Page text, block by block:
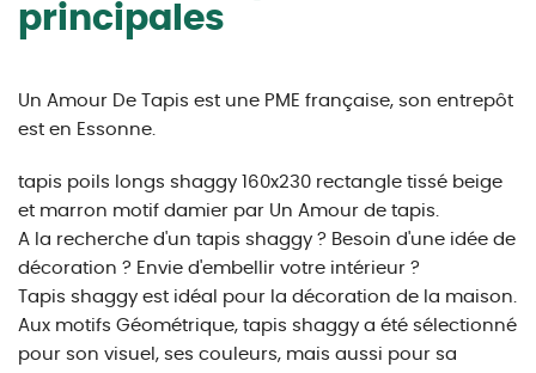
principales
Un Amour De Tapis est une PME française, son entrepôt
est en Essonne.
tapis poils longs shaggy 160x230 rectangle tissé beige
et marron motif damier par Un Amour de tapis.
A la recherche d'un tapis shaggy ? Besoin d'une idée de
décoration ? Envie d'embellir votre intérieur ?
Tapis shaggy est idéal pour la décoration de la maison.
Aux motifs Géométrique, tapis shaggy a été sélectionné
pour son visuel, ses couleurs, mais aussi pour sa